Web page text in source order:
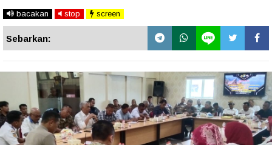
bacakan stop screen
Sebarkan: